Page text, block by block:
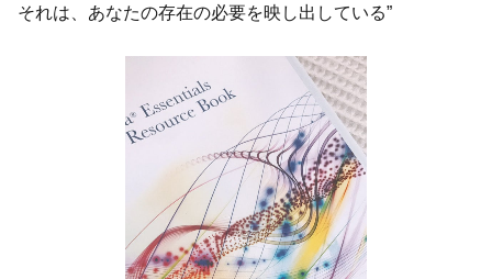
それは、あなたの存在の必要を映し出している”